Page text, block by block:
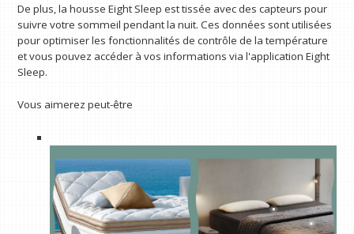
De plus, la housse Eight Sleep est tissée avec des capteurs pour
suivre votre sommeil pendant la nuit. Ces données sont utilisées
pour optimiser les fonctionnalités de contrôle de la température
et vous pouvez accéder à vos informations via l'application Eight
Sleep.
Vous aimerez peut-être